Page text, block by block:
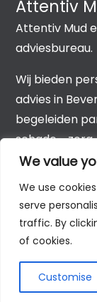
We value
We use
serve
traffic. By
of cookies.
Customise
Attentiv
Attentiv Mud
adviesbureau.
Wij bieden
advies in
begeleiden
schade-,
hypotheken,
©2026 All